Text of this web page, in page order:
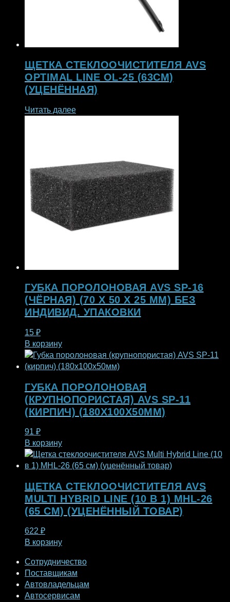
ЩЕТКА СТЕКЛООЧИСТИТЕЛЯ AVS
OPTIMAL LINE OL-25 (63СМ)
(УЦЕНЁННАЯ)
Читать далее
ГУБКА ПОРОЛОНОВАЯ AVS SP-16
(ЧЁРНАЯ) (70 X 50 X 25 ММ) БЕЗ
ИНДИВИД. УПАКОВКИ
15 ₽
В корзину
ГУБКА ПОРОЛОНОВАЯ
(КРУПНОПОРИСТАЯ) AVS SP-11
(КИРПИЧ) (180X100X50ММ)
91 ₽
В корзину
ЩЕТКА СТЕКЛООЧИСТИТЕЛЯ AVS
MULTI HYBRID LINE (10 В 1) MHL-26
(65 СМ) (УЦЕНЁННЫЙ ТОВАР)
622 ₽
В корзину
Сотрудничество
Поставщикам
Автовладельцам
Автосервисам